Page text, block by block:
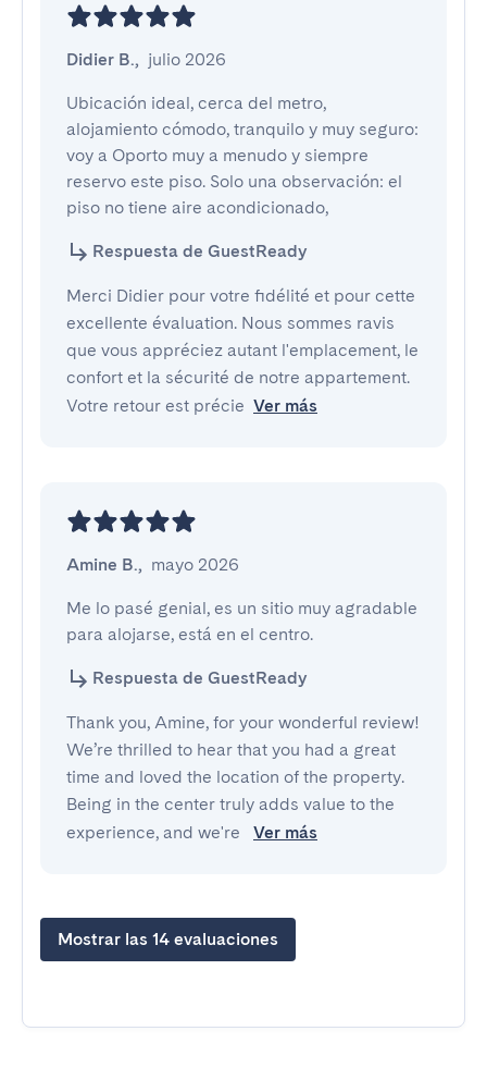
Didier B., julio 2026
Ubicación ideal, cerca del metro,
alojamiento cómodo, tranquilo y muy seguro:
voy a Oporto muy a menudo y siempre
reservo este piso. Solo una observación: el
piso no tiene aire acondicionado,
Respuesta de GuestReady
Merci Didier pour votre fidélité et pour cette
excellente évaluation. Nous sommes ravis
que vous appréciez autant l'emplacement, le
confort et la sécurité de notre appartement.
Votre retour est précie Ver más
Amine B., mayo 2026
Me lo pasé genial, es un sitio muy agradable
para alojarse, está en el centro.
Respuesta de GuestReady
Thank you, Amine, for your wonderful review!
We’re thrilled to hear that you had a great
time and loved the location of the property.
Being in the center truly adds value to the
experience, and we're
Ver más
Mostrar las 14 evaluaciones